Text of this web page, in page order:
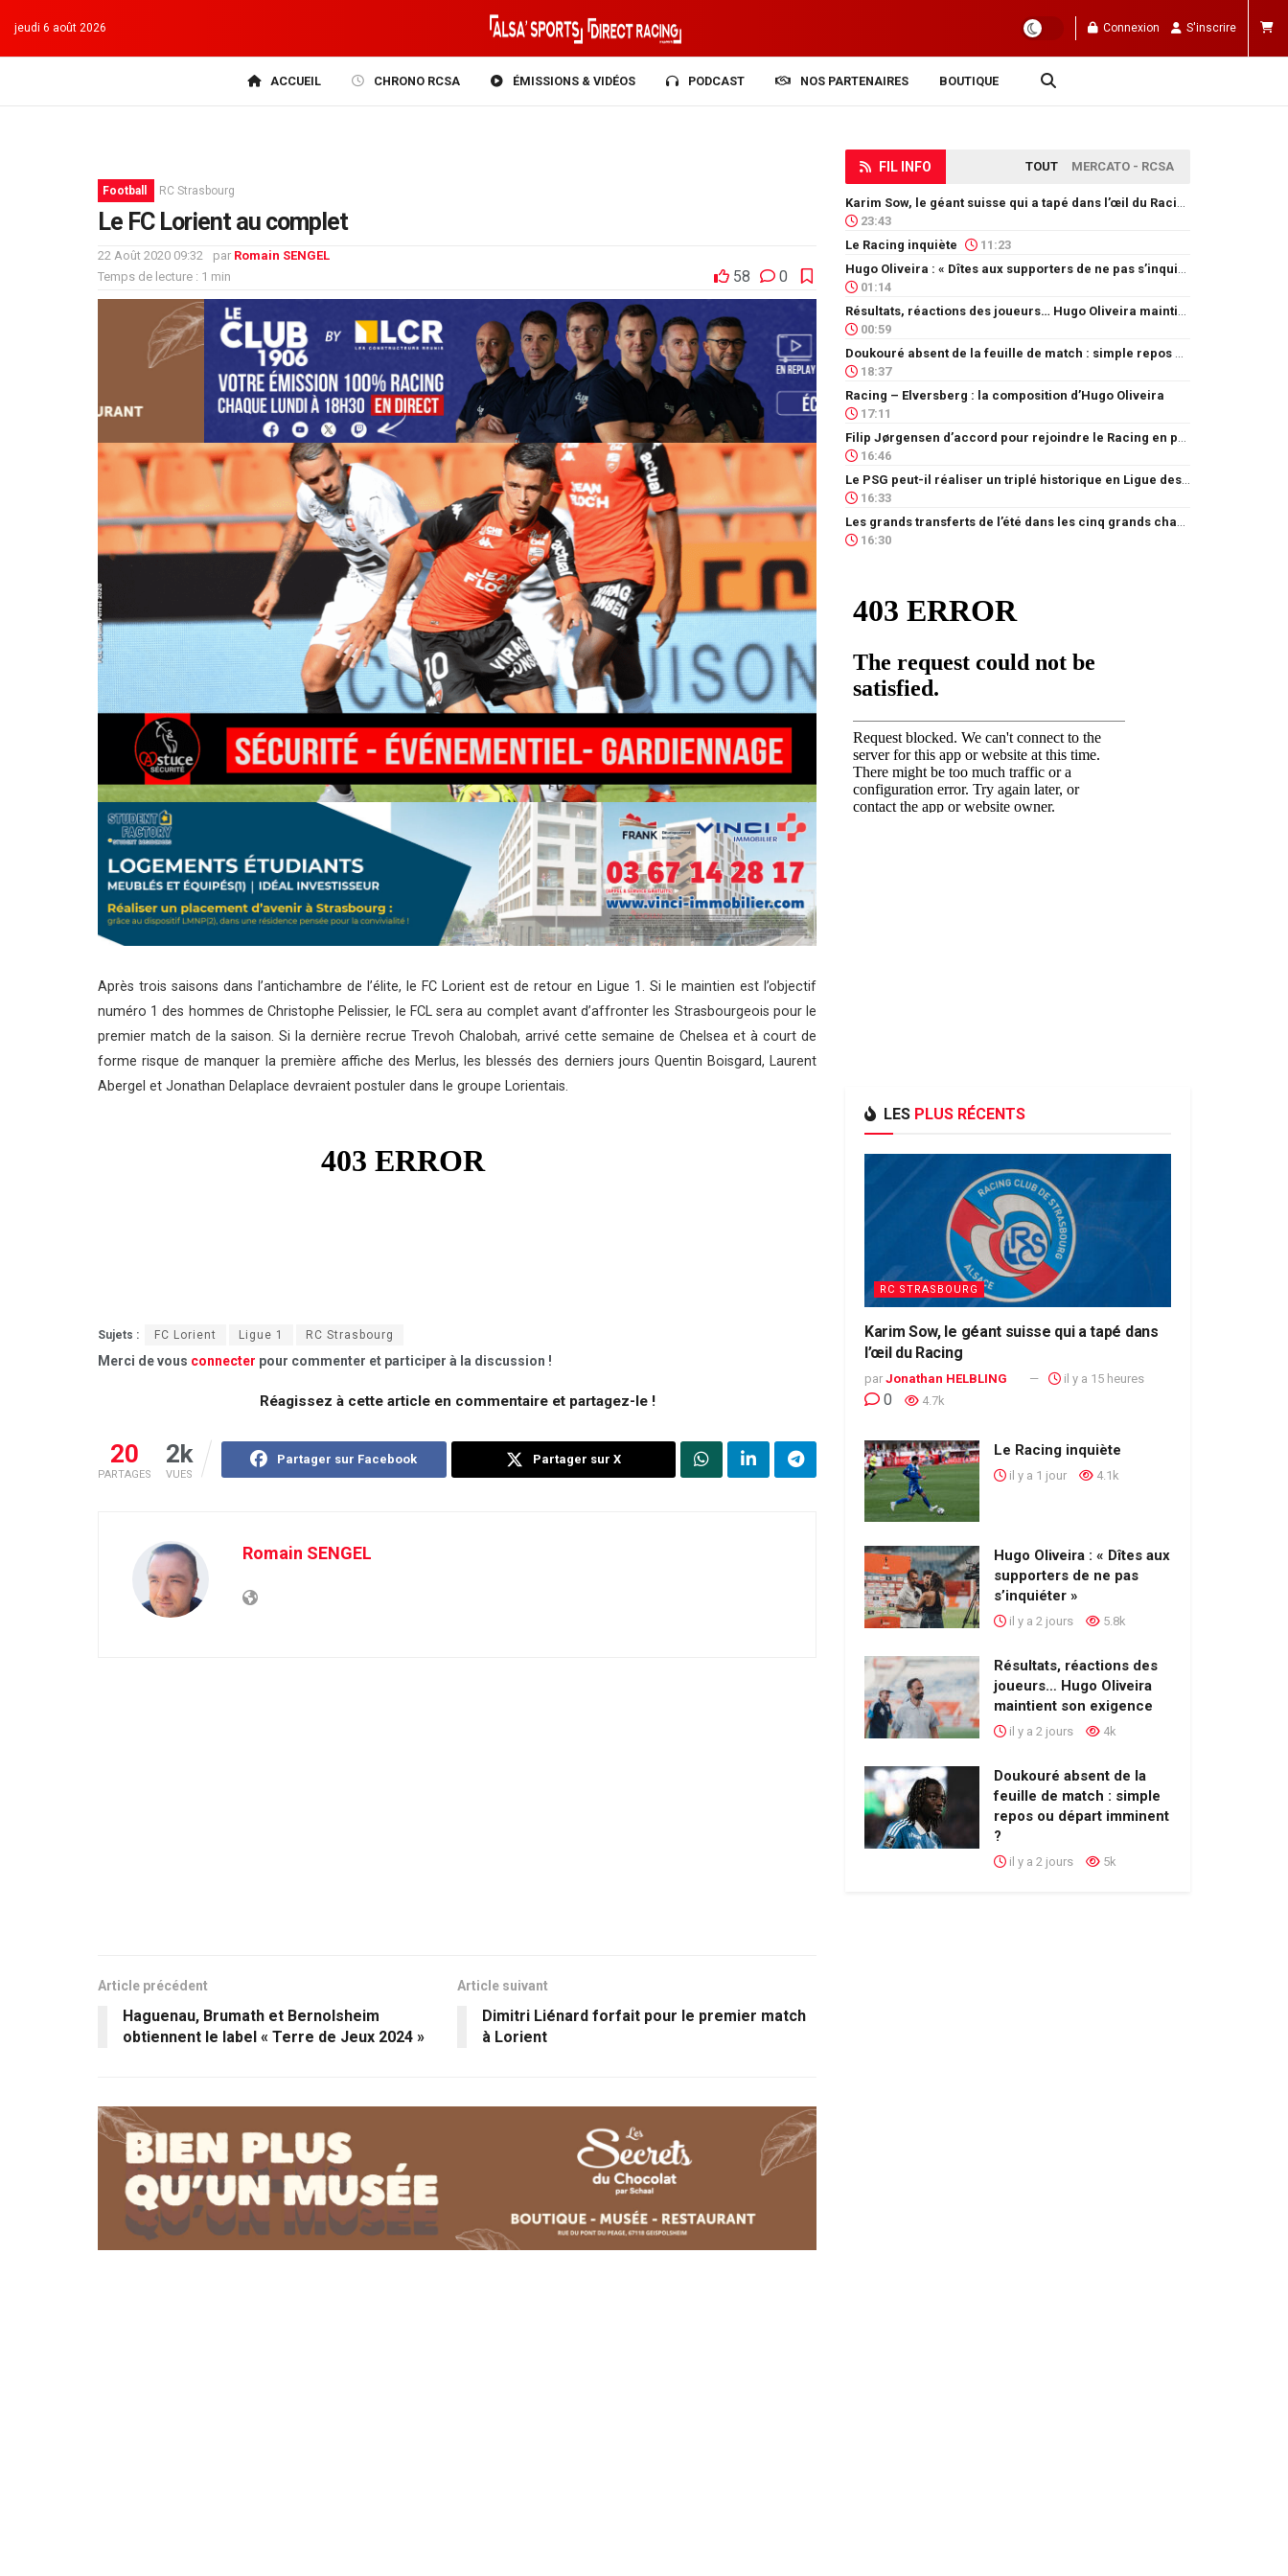
jeudi 6 août 2026 Connexion S'inscrire
ACCUEIL CHRONO RCSA ÉMISSIONS & VIDÉOS PODCAST NOS PARTENAIRES BOUTIQUE
Football RC Strasbourg
Le FC Lorient au complet
22 Août 2020 09:32 par Romain SENGEL
Temps de lecture : 1 min
58 0
Après trois saisons dans l’antichambre de l’élite, le FC Lorient est de retour en Ligue 1. Si le maintien est l’objectif
numéro 1 des hommes de Christophe Pelissier, le FCL sera au complet avant d’affronter les Strasbourgeois pour le
premier match de la saison. Si la dernière recrue Trevoh Chalobah, arrivé cette semaine de Chelsea et à court de
forme risque de manquer la première affiche des Merlus, les blessés des derniers jours Quentin Boisgard, Laurent
Abergel et Jonathan Delaplace devraient postuler dans le groupe Lorientais.
Sujets : FC Lorient Ligue 1 RC Strasbourg
Merci de vous connecter pour commenter et participer à la discussion !
Réagissez à cette article en commentaire et partagez-le !
20
PARTAGES
2k
VUES
Partager sur Facebook Partager sur X
Romain SENGEL
Article précédent
Haguenau, Brumath et Bernolsheim
obtiennent le label « Terre de Jeux 2024 »
Article suivant
Dimitri Liénard forfait pour le premier match
à Lorient
FIL INFO TOUT MERCATO - RCSA
23:43
Le Racing inquiète
11:23
01:14
00:59
18:37
Racing – Elversberg : la composition d’Hugo Oliveira
17:11
16:46
16:33
16:30
LES PLUS RÉCENTS
RC STRASBOURG
Karim Sow, le géant suisse qui a tapé dans
l’œil du Racing
par Jonathan HELBLING il y a 15 heures
0 4.7k
Le Racing inquiète
il y a 1 jour 4.1k
Hugo Oliveira : « Dîtes aux
supporters de ne pas
s’inquiéter »
il y a 2 jours 5.8k
Résultats, réactions des
joueurs… Hugo Oliveira
maintient son exigence
il y a 2 jours 4k
Doukouré absent de la
feuille de match : simple
repos ou départ imminent
?
il y a 2 jours 5k